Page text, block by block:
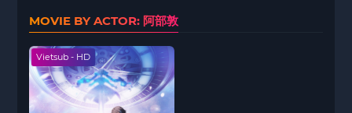
MOVIE BY ACTOR: 阿部敦
Vietsub - HD